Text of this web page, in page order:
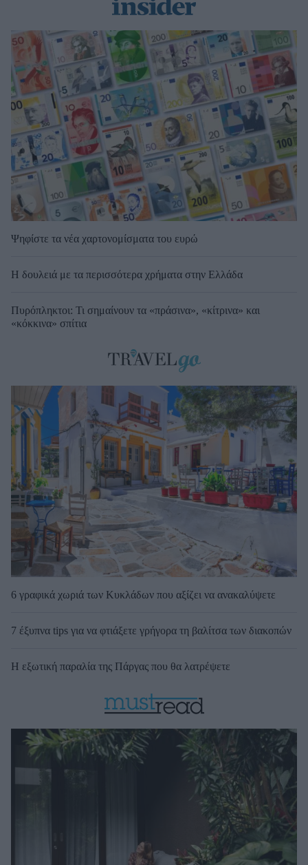
Ψηφίστε τα νέα χαρτονομίσματα του ευρώ
Η δουλειά με τα περισσότερα χρήματα στην Ελλάδα
Πυρόπληκτοι: Τι σημαίνουν τα «πράσινα», «κίτρινα» και
«κόκκινα» σπίτια
6 γραφικά χωριά των Κυκλάδων που αξίζει να ανακαλύψετε
7 έξυπνα tips για να φτιάξετε γρήγορα τη βαλίτσα των διακοπών
Η εξωτική παραλία της Πάργας που θα λατρέψετε